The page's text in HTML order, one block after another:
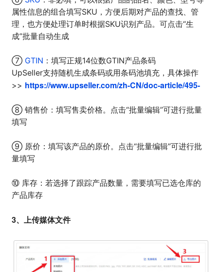
属性信息的组合填写SKU，方便后期对产品的查找、管
理，也方便处理订单时根据SKU识别产品。可点击“生
成”批量自动生成
⑦ GTIN ：填写正规14位数GTIN产品条码
UpSeller支持随机生成条码或用条码池填充，具体操作
>> https://www.upseller.com/zh-CN/doc-article/495-
⑧ 销售价：填写售卖价格。点击“批量编辑”可进行批量
填写
⑨ 原价：填写该产品的原价。点击“批量编辑”可进行批
量填写
⑩ 库存：若选择了跟踪产品数量，需要填写已选仓库的
产品库存
3、上传媒体文件